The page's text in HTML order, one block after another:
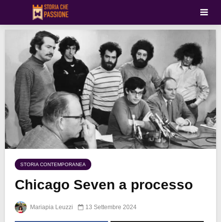
STORIA CONTEMPORANEA
Chicago Seven a processo
Mariapia Leuzzi 13 Settembre 2024